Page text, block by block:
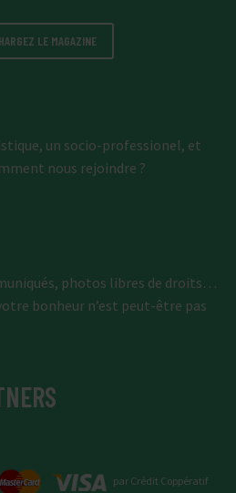
LE MAGAZINE
un socio-professionel, et
nous rejoindre ?
photos libres de droits…
bonheur n’est peut-être pas
par Crédit Coppératif